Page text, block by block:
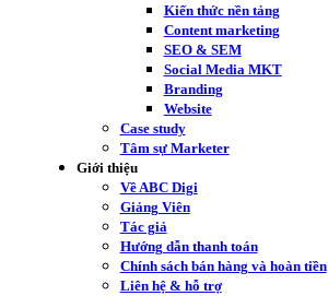
Kiến thức nền tảng
Content marketing
SEO & SEM
Social Media MKT
Branding
Website
Case study
Tâm sự Marketer
Giới thiệu
Về ABC Digi
Giảng Viên
Tác giả
Hướng dẫn thanh toán
Chính sách bán hàng và hoàn tiền
Liên hệ & hỗ trợ